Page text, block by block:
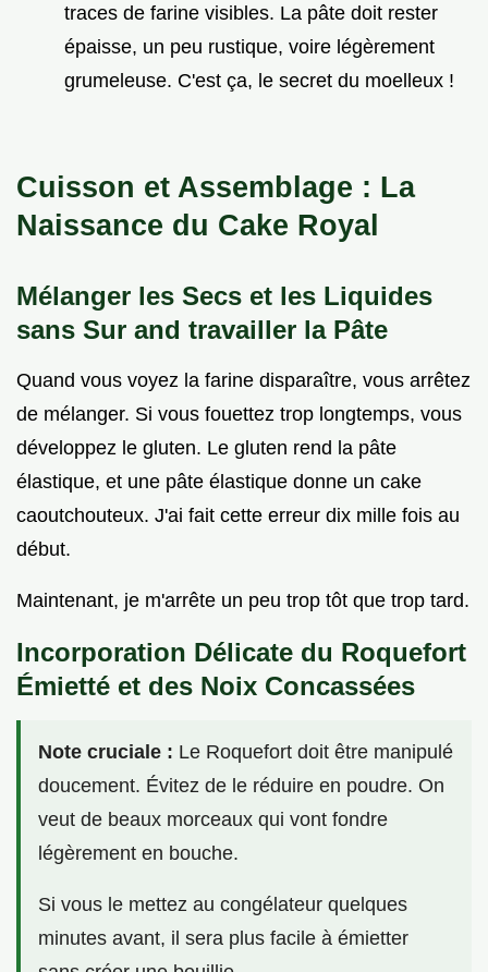
traces de farine visibles. La pâte doit rester
épaisse, un peu rustique, voire légèrement
grumeleuse. C'est ça, le secret du moelleux !
Cuisson et Assemblage : La
Naissance du Cake Royal
Mélanger les Secs et les Liquides
sans Sur and travailler la Pâte
Quand vous voyez la farine disparaître, vous arrêtez
de mélanger. Si vous fouettez trop longtemps, vous
développez le gluten. Le gluten rend la pâte
élastique, et une pâte élastique donne un cake
caoutchouteux. J'ai fait cette erreur dix mille fois au
début.
Maintenant, je m'arrête un peu trop tôt que trop tard.
Incorporation Délicate du Roquefort
Émietté et des Noix Concassées
Note cruciale : Le Roquefort doit être manipulé
doucement. Évitez de le réduire en poudre. On
veut de beaux morceaux qui vont fondre
légèrement en bouche.
Si vous le mettez au congélateur quelques
minutes avant, il sera plus facile à émietter